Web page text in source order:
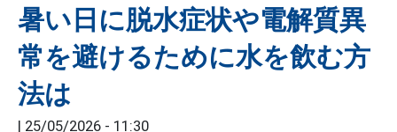
暑い日に脱水症状や電解質異
常を避けるために水を飲む方
法は
| 25/05/2026 - 11:30